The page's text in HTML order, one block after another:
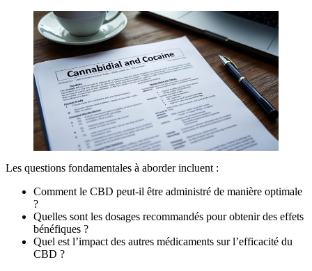
Les questions fondamentales à aborder incluent :
Comment le CBD peut-il être administré de manière optimale
?
Quelles sont les dosages recommandés pour obtenir des effets
bénéfiques ?
Quel est l’impact des autres médicaments sur l’efficacité du
CBD ?